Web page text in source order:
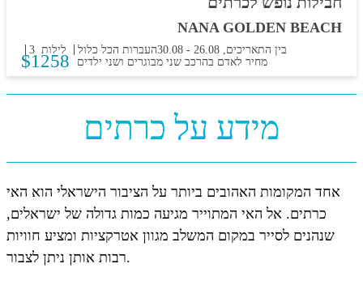
בין התאריכים, -
30.08
NANA GOLDEN BEACH
3 לילות הכל כלול העברות
$1258 מחיר לאדם בהרכב שני מבוגרים ושני ילדים
מידע על כרתים
אחד המקומות האהובים ביותר על הציבור הישראלי הוא האי
כרתים. אל האי המתוייר מגיעה כמות גדולה של ישראלים,
שנהנים לסייר במקום המשלב מגוון אטרקציות ומציע חוויות
רבות אותן ניתן לצבור.